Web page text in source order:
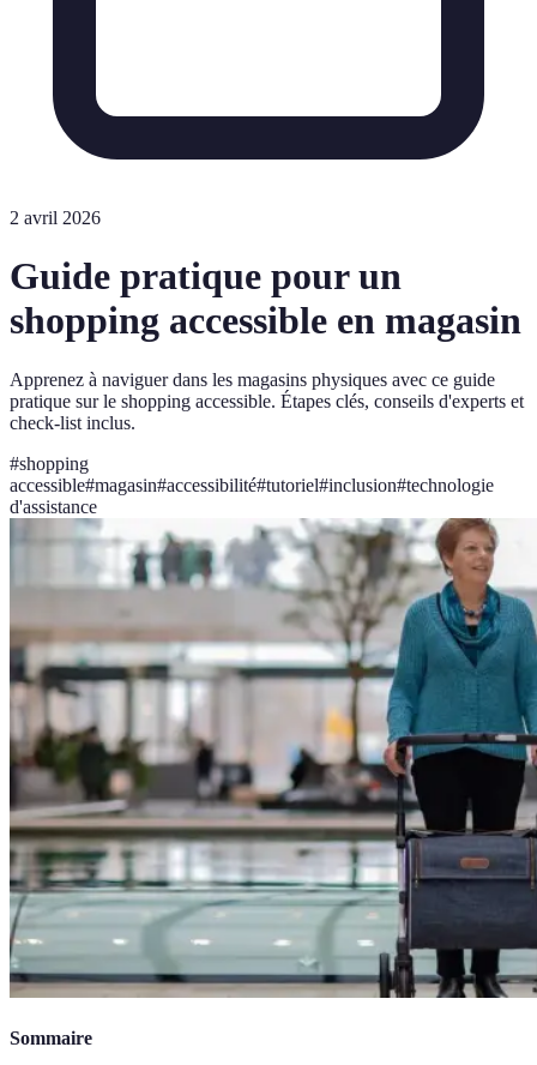
2 avril 2026
Guide pratique pour un
shopping accessible en magasin
Apprenez à naviguer dans les magasins physiques avec ce guide
pratique sur le shopping accessible. Étapes clés, conseils d'experts et
check-list inclus.
#shopping
accessible#magasin#accessibilité#tutoriel#inclusion#technologie
d'assistance
Sommaire